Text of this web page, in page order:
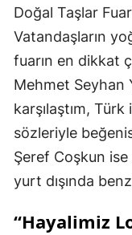
Doğal Taşlar
Vatandaşların
fuarın en dikkat
Mehmet Seyhan
karşılaştım,
sözleriyle
Şeref Coşkun
yurt dışında
“Hayalimiz